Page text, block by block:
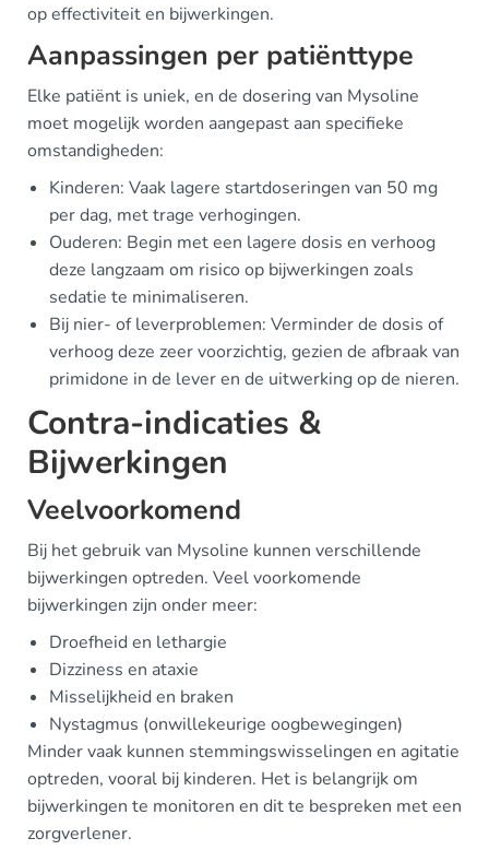
op effectiviteit en bijwerkingen.
Aanpassingen per patiënttype
Elke patiënt is uniek, en de dosering van Mysoline
moet mogelijk worden aangepast aan specifieke
omstandigheden:
Kinderen: Vaak lagere startdoseringen van 50 mg
per dag, met trage verhogingen.
Ouderen: Begin met een lagere dosis en verhoog
deze langzaam om risico op bijwerkingen zoals
sedatie te minimaliseren.
Bij nier- of leverproblemen: Verminder de dosis of
verhoog deze zeer voorzichtig, gezien de afbraak van
primidone in de lever en de uitwerking op de nieren.
Contra-indicaties &
Bijwerkingen
Veelvoorkomend
Bij het gebruik van Mysoline kunnen verschillende
bijwerkingen optreden. Veel voorkomende
bijwerkingen zijn onder meer:
Droefheid en lethargie
Dizziness en ataxie
Misselijkheid en braken
Nystagmus (onwillekeurige oogbewegingen)
Minder vaak kunnen stemmingswisselingen en agitatie
optreden, vooral bij kinderen. Het is belangrijk om
bijwerkingen te monitoren en dit te bespreken met een
zorgverlener.